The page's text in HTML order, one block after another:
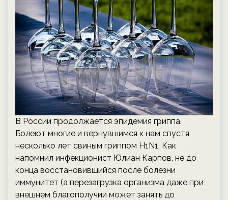
В России продолжается эпидемия гриппа.
Болеют многие и вернувшимся к нам спустя
несколько лет свиным гриппом H1N1. Как
напомнил инфекционист Юлиан Карпов, не до
конца восстановившийся после болезни
иммунитет (а перезагрузка организма даже при
внешнем благополучии может занять до